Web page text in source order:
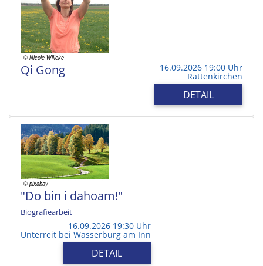
Qi Gong 16.09.2026 19:00 Uhr
Rattenkirchen
DETAIL
"Do bin i dahoam!"
Biografiearbeit
16.09.2026 19:30 Uhr
Unterreit bei Wasserburg am Inn
DETAIL